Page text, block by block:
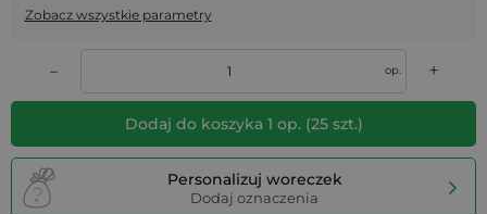
Zobacz wszystkie parametry
– op. +
Dodaj do koszyka 1 op. (25szt.)
Personalizuj woreczek
Dodaj oznaczenia